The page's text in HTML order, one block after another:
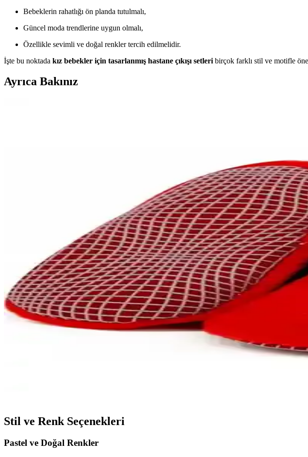
Bebeklerin rahatlığı ön planda tutulmalı,
Güncel moda trendlerine uygun olmalı,
Özellikle sevimli ve doğal renkler tercih edilmelidir.
İşte bu noktada kız bebekler için tasarlanmış hastane çıkışı setleri birçok farklı stil ve motifle öne
Ayrıca Bakınız
Bebek Crocs terlikleri hafif, esnek ve ergonomik tasarımıyla ilk adımlarını güvenle atmalarına
Hoşgeldin Bebek Erkek İçin En Güzel Çanta ve Ayakkabı Seçenekleriyle
Yeni doğan erkek bebekler için pratik ve şık hediye seçenekleri, çanta ve ayakkabılar, dikkat
Nike Bebek Eşofman Takımları: Konfor ve Şıklığı Bir Arada Sunan
Nike bebek eşofman takımları yüksek kalite malzemeleri, şık tasarımları ve kullanım
Ella Bonna Polar Bebek Pandufu: Yüksek Kaliteli Doğal Malzemelerle
Ella Bonna polar bebek pandufu, doğal malzemelerle üretilmiş, sıcak tutan ve güvenli tasarımıyla
Gezer Kışlık Erkek Bebek Ayakkabıları Karşılaştırması ve Özellikleri
Bu makalede, Gezer'in kışlık erkek bebek ayakkabısı modelleri malzeme, konfor ve kullanım
Vicco 950.B21K.225 Anka Bebek Spor Ayakkabısı Çocuklar İçin Konfor ve
Vicco Anka spor ayakkabısı, hafif microfiber dış yüzey, nefes alabilir tekstil iç astar ve kaymaz
Stil ve Renk Seçenekleri
Pastel ve Doğal Renkler